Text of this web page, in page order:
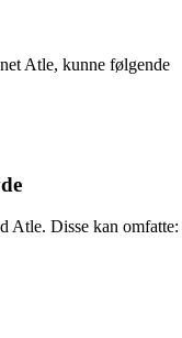
Atle, kunne følgende
Atle. Disse kan omfatte: